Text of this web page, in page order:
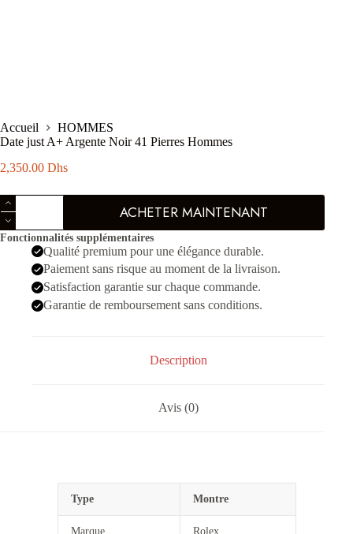
Accueil
HOMMES
Date just A+ Argente Noir 41 Pierres Hommes
2,350.00 Dhs
quantité
de
Date
just
Argente
Pierres
ACHETER MAINTENANT
Fonctionnalités supplémentaires
Qualité premium pour une élégance durable.
Paiement sans risque au moment de la livraison.
Satisfaction garantie sur chaque commande.
Garantie de remboursement sans conditions.
Description
Avis (0)
Type Montre
Marque Rolex